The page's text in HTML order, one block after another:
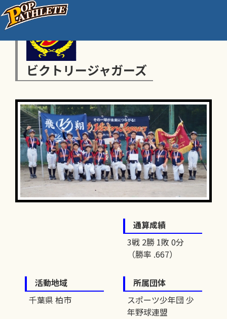
ビクトリージャガーズ
通算成績
3戦 2勝 1敗 0分
（勝率 .667）
活動地域
千葉県 柏市
所属団体
スポーツ少年団 少
年野球連盟